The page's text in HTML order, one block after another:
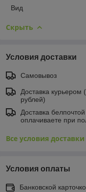
Вид
Скрыть
Условия доставки
Самовывоз
Доставка курьером
рублей)
Доставка
оплачиваете при
Все условия доставки
Условия оплаты
Банковской